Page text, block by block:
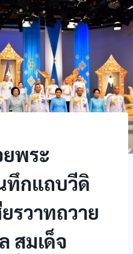
ยพระ
ทึกแถบวีดิ
รวาทถวาย
สมเด็จ